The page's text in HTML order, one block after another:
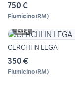
750 €
Fiumicino(RM)
4
CERCHI IN LEGA
350 €
Fiumicino(RM)